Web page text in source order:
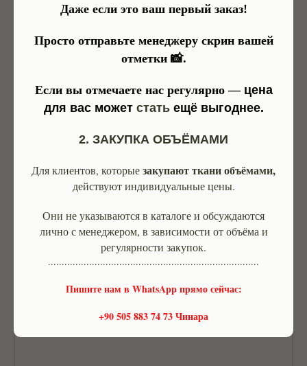
Даже если это ваш первый заказ!
Просто отправьте менеджеру скрин вашей
отметки 📸.
Если вы отмечаете нас регулярно —цена
для вас может стать ещё выгоднее.
2. ЗАКУПКА ОБЪЁМАМИ
Для клиентов, которыезакупают ткани объёмами,
действуют индивидуальные цены.
Они не указываются в каталоге и обсуждаются
лично с менеджером, в зависимости от объёма и
регулярности закупок.
.............................................................................
Пишите нам в WhatsApp прямо сейчас:
+90 505 883 74 73 Чинара